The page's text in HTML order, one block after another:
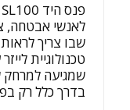
לאנשי אבטחה,
שבו צריך
טכנולוגיית
בדרך כלל רק